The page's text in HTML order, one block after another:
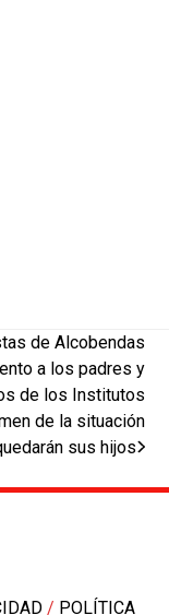
de Alcobendas
a los padres y
de los Institutos
de la situación
sus hijos
/ POLÍTICA